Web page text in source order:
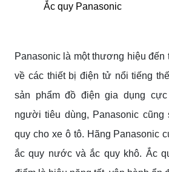
Ắc quy Panasonic
Panasonic là một thương hiệu đến
về các thiết bị điện tử nổi tiếng
sản phẩm đồ điện gia dụng
người tiêu dùng, Panasonic cũng
quy cho xe ô tô. Hãng Panasonic
ắc quy nước và ắc quy khô. Ắc